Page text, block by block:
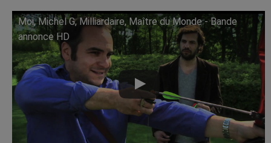
Moi, Michel G, Milliardaire, Maître du Monde - Bande
annonce HD
Lire cette vidéo sur YouTube